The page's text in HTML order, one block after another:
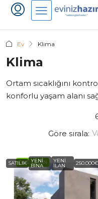
Ev Klima
Klima
Ortam sıcaklığını
konforlu yaşam alanı
Göre sırala:
ÖNE ÇIKAN
SATILIK YENI
BINA
YENI
ILAN 250.000€